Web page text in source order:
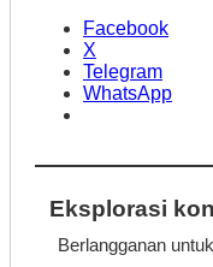
Facebook
X
Telegram
WhatsApp
Eksplorasi
Berlangganan